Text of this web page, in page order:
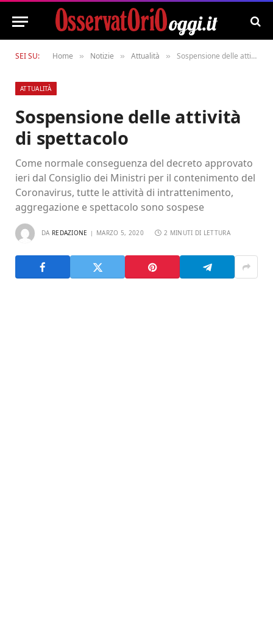
SEI SU: Home » Notizie » Attualità » Sospensione delle attività di spettacolo
ATTUALITÀ
Sospensione delle attività
di spettacolo
Come normale conseguenza del decreto approvato
ieri dal Consiglio dei Ministri per il contenimento del
Coronavirus, tutte le attività di intrattenimento,
aggregazione e spettacolo sono sospese
DA REDAZIONE MARZO 5, 2020 2 MINUTI DI LETTURA